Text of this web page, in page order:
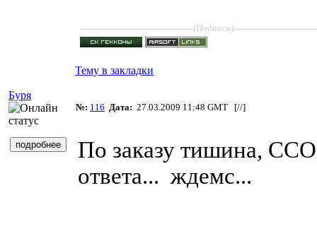
(Подпись)
Тему в закладки
Буря
№: 116 Дата: 27.03.2009 11:48 GMT [//]
По заказу тишина,
ответа... ждемс...